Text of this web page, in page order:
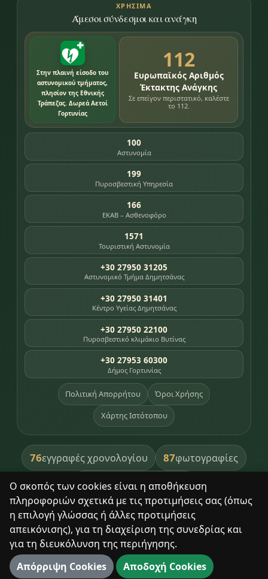
Ο σκοπός των cookies είναι η αποθήκευση
πληροφοριών σχετικά με τις προτιμήσεις σας (όπως
η επιλογή γλώσσας ή άλλες προτιμήσεις
απεικόνισης), για τη διαχείριση της συνεδρίας και
για τη διευκόλυνση της περιήγησης.
Απόρριψη Cookies
Αποδοχή Cookies
ΧΡΉΣΙΜΑ
Άμεσοι σύνδεσμοι και ανάγκη
Στην πλαινή είσοδο του
αστυνομικού τμήματος,
πλησίον της Εθνικής
Τράπεζας. Δωρεά Αετοί
Γορτυνίας
112
Ευρωπαϊκός Αριθμός
Έκτακτης Ανάγκης
Σε επείγον περιστατικό, καλέστε
το 112.
100
Αστυνομία
199
Πυροσβεστική Υπηρεσία
166
ΕΚΑΒ – Ασθενοφόρο
1571
Τουριστική Αστυνομία
+30 27950 31205
Αστυνομικό Τμήμα Δημητσάνας
+30 27950 31401
Κέντρο Υγείας Δημητσάνας
+30 27950 22100
Πυροσβεστικό κλιμάκιο Βυτίνας
+30 27953 60300
Δήμος Γορτυνίας
Πολιτική Απορρήτου Όροι Χρήσης
Χάρτης Ιστότοπου
76εγγραφές χρονολογίου 87φωτογραφίες
391βιβλία βιβλιοθήκης
8σημεία κληρονομιάς
Με σεβασμό στον τόπο και τους ανθρώπους του.
© 2025 Δημητσάνα. Με επιφύλαξη παντός δικαιώματος.